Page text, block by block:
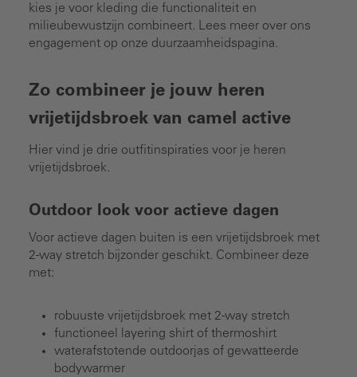
kies je voor kleding die functionaliteit en
milieubewustzijn combineert. Lees meer over ons
engagement op onze duurzaamheidspagina.
Zo combineer je jouw heren
vrijetijdsbroek van camel active
Hier vind je drie outfitinspiraties voor je heren
vrijetijdsbroek.
Outdoor look voor actieve dagen
Voor actieve dagen buiten is een vrijetijdsbroek met
2-way stretch bijzonder geschikt. Combineer deze
met:
robuuste vrijetijdsbroek met 2-way stretch
functioneel layering shirt of thermoshirt
waterafstotende outdoorjas of gewatteerde
bodywarmer